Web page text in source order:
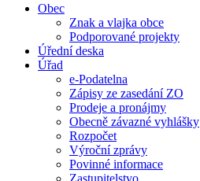
Obec
Znak a vlajka obce
Podporované projekty
Úřední deska
Úřad
e-Podatelna
Zápisy ze zasedání ZO
Prodeje a pronájmy
Obecně závazné vyhlášky
Rozpočet
Výroční zprávy
Povinné informace
Zastupitelstvo